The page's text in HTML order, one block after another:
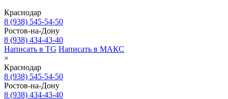
Краснодар
8 (938) 545-54-50
Ростов-на-Дону
8 (938) 434-43-40
Написать в TG Написать в МАКС
×
Краснодар
8 (938) 545-54-50
Ростов-на-Дону
8 (938) 434-43-40